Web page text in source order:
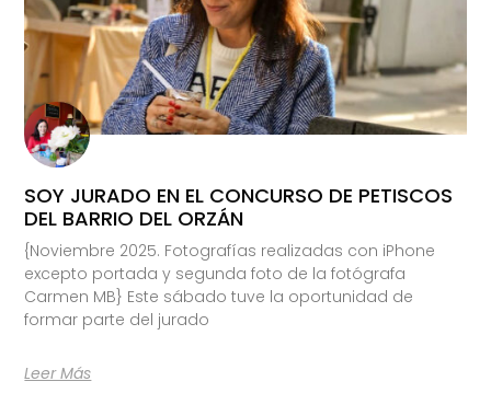
SOY JURADO EN EL CONCURSO DE PETISCOS
DEL BARRIO DEL ORZÁN
{Noviembre 2025. Fotografías realizadas con iPhone
excepto portada y segunda foto de la fotógrafa
Carmen MB} Este sábado tuve la oportunidad de
formar parte del jurado
Leer Más